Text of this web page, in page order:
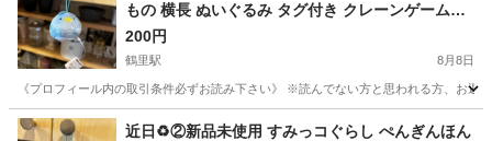
もの 横長 ぬいぐるみ タグ付き クレーンゲーム獲
得品❁¨̮
200円
鶴里駅 8月8日
《プロフィール内の取引条件必ずお読み下さい》 ※読んでない方と思われる方、お
愛知 名古屋市 鶴里駅 その他 すみっコぐらし
近日♻️②新品未使用 すみっコぐらし ぺんぎんほん